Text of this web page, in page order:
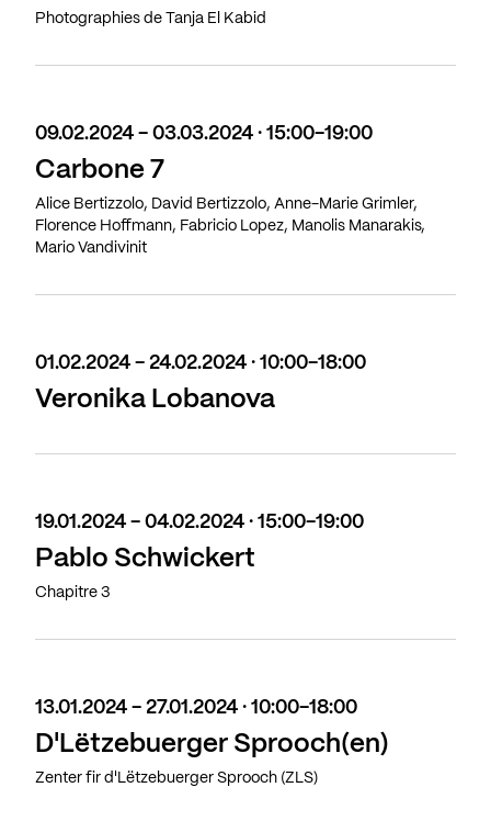
Photographies de Tanja El Kabid
09.02.2024 - 03.03.2024 · 15:00-19:00
Carbone 7
Alice Bertizzolo, David Bertizzolo, Anne-Marie Grimler,
Florence Hoffmann, Fabricio Lopez, Manolis Manarakis,
Mario Vandivinit
01.02.2024 - 24.02.2024 · 10:00-18:00
Veronika Lobanova
19.01.2024 - 04.02.2024 · 15:00-19:00
Pablo Schwickert
Chapitre 3
13.01.2024 - 27.01.2024 · 10:00-18:00
D'Lëtzebuerger Sprooch(en)
Zenter fir d'Lëtzebuerger Sprooch (ZLS)